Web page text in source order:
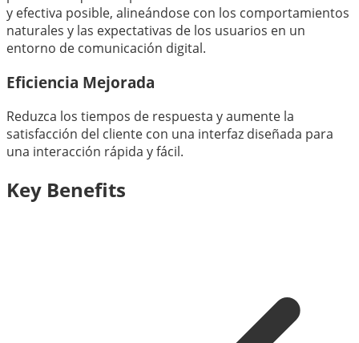
y efectiva posible, alineándose con los comportamientos
naturales y las expectativas de los usuarios en un
entorno de comunicación digital.
Eficiencia Mejorada
Reduzca los tiempos de respuesta y aumente la
satisfacción del cliente con una interfaz diseñada para
una interacción rápida y fácil.
Key Benefits